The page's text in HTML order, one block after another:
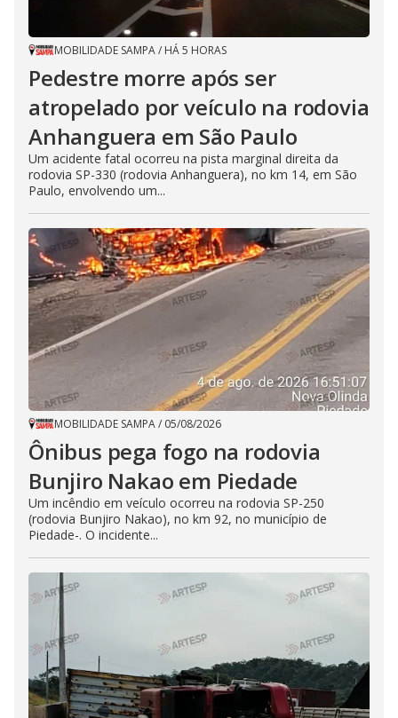
MOBILIDADE SAMPA/ HÁ 5 HORAS
Pedestre morre após ser
atropelado por veículo na rodovia
Anhanguera em São Paulo
Um acidente fatal ocorreu na pista marginal direita da
rodovia SP-330 (rodovia Anhanguera), no km 14, em São
Paulo, envolvendo um...
MOBILIDADE SAMPA/ 05/08/2026
Ônibus pega fogo na rodovia
Bunjiro Nakao em Piedade
Um incêndio em veículo ocorreu na rodovia SP-250
(rodovia Bunjiro Nakao), no km 92, no município de
Piedade-. O incidente...